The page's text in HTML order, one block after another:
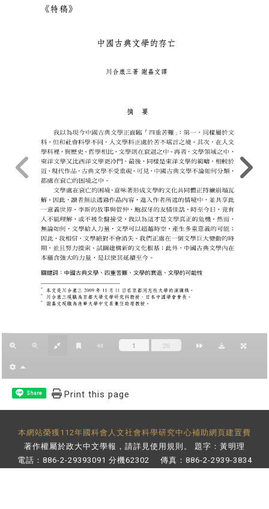
Share Print this page
本網站榮獲112年國科會人文社會科學研究中心補助網頁建置費
著作權屬於政大中文學報，請詳見 使用規則 。 題字：黃明理
電話：886-2-29393091 分機62302 傳真：886-2-2939-3834